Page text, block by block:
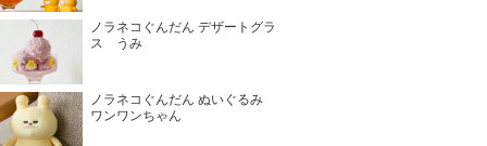
ノラネコぐんだん デザートグラ
ス うみ
ノラネコぐんだん ぬいぐるみ
ワンワンちゃん